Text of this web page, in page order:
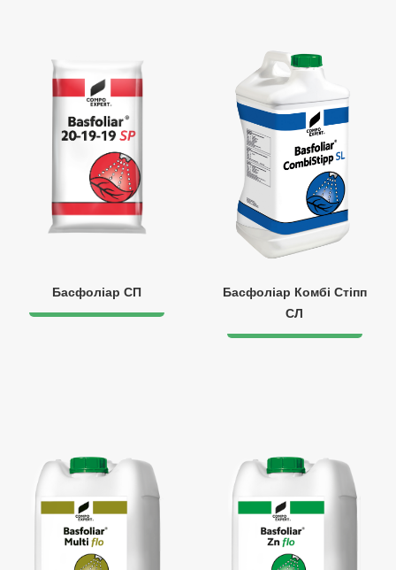
Басфоліар СП
Басфоліар Комбі Стіпп
СЛ